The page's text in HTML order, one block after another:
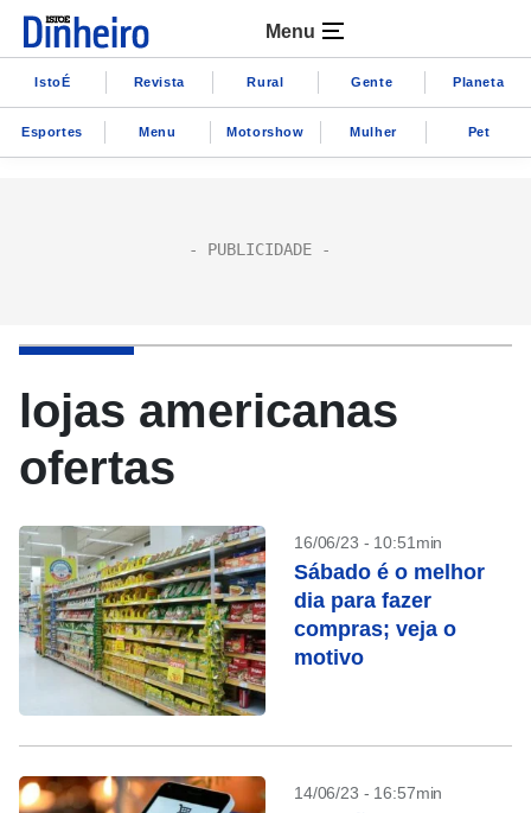
Menu
IstoÉ Revista Rural Gente Planeta
Esportes Menu Motorshow Mulher Pet
lojas americanas
ofertas
16/06/23 - 10:51min
Sábado é o melhor
dia para fazer
compras; veja o
motivo
14/06/23 - 16:57min